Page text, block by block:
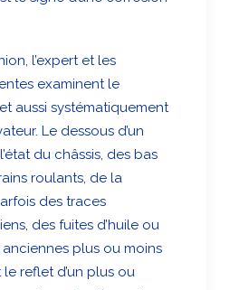
l’expert et les
examinent le
aussi systématiquement
Le dessous d’un
du châssis, des bas
roulants, de la
des traces
des fuites d’huile ou
plus ou moins
le reflet d’un plus ou